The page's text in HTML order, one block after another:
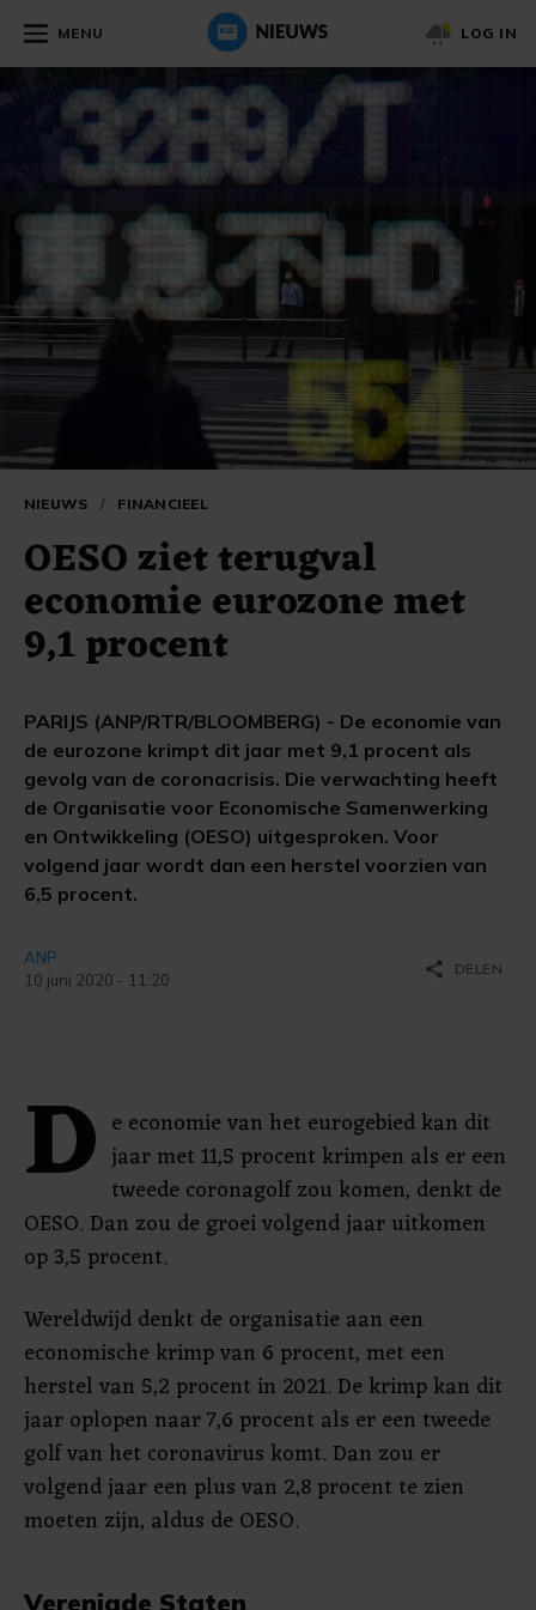
MENU LOG IN
NIEUWS / FINANCIEEL
OESO ziet terugval
economie eurozone met
9,1 procent
PARIJS (ANP/RTR/BLOOMBERG) - De economie van
de eurozone krimpt dit jaar met 9,1 procent als
gevolg van de coronacrisis. Die verwachting heeft
de Organisatie voor Economische Samenwerking
en Ontwikkeling (OESO) uitgesproken. Voor
volgend jaar wordt dan een herstel voorzien van
6,5 procent.
ANP
10 juni 2020 - 11:20
share DELEN
D e economie van het eurogebied kan dit
jaar met 11,5 procent krimpen als er een
tweede coronagolf zou komen, denkt de
OESO. Dan zou de groei volgend jaar uitkomen
op 3,5 procent.
Wereldwijd denkt de organisatie aan een
economische krimp van 6 procent, met een
herstel van 5,2 procent in 2021. De krimp kan dit
jaar oplopen naar 7,6 procent als er een tweede
golf van het coronavirus komt. Dan zou er
volgend jaar een plus van 2,8 procent te zien
moeten zijn, aldus de OESO.
Verenigde Staten